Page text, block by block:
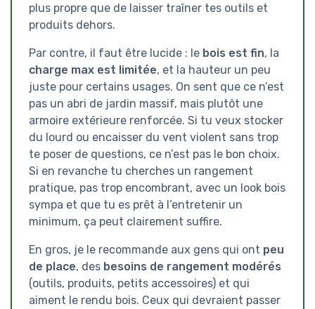
plus propre que de laisser traîner tes outils et
produits dehors.
Par contre, il faut être lucide : le bois est fin, la
charge max est limitée, et la hauteur un peu
juste pour certains usages. On sent que ce n’est
pas un abri de jardin massif, mais plutôt une
armoire extérieure renforcée. Si tu veux stocker
du lourd ou encaisser du vent violent sans trop
te poser de questions, ce n’est pas le bon choix.
Si en revanche tu cherches un rangement
pratique, pas trop encombrant, avec un look bois
sympa et que tu es prêt à l’entretenir un
minimum, ça peut clairement suffire.
En gros, je le recommande aux gens qui ont peu
de place, des besoins de rangement modérés
(outils, produits, petits accessoires) et qui
aiment le rendu bois. Ceux qui devraient passer